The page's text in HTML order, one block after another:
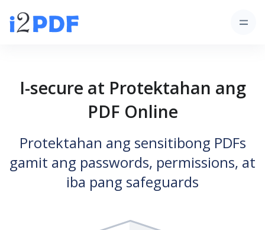
I-secure at Protektahan ang
PDF Online
Protektahan ang sensitibong PDFs
gamit ang passwords, permissions, at
iba pang safeguards